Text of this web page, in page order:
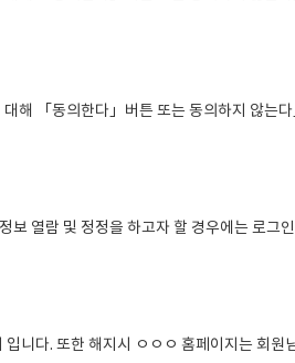
해 「동의한다」버튼 또는 동의하지 않는
열람 및 정정을 하고자 할 경우에는 로그
니다. 또한 해지시 ㅇㅇㅇ 홈페이지는 회원